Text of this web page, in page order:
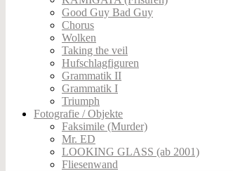
Good Guy Bad Guy
Chorus
Wolken
Taking the veil
Hufschlagfiguren
Grammatik II
Grammatik I
Triumph
Fotografie / Objekte
Faksimile (Murder)
Mr. ED
LOOKING GLASS (ab 2001)
Fliesenwand